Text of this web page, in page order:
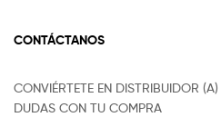
CONTÁCTANOS
CONVIÉRTETE EN DISTRIBUIDOR (A)
DUDAS CON TU COMPRA